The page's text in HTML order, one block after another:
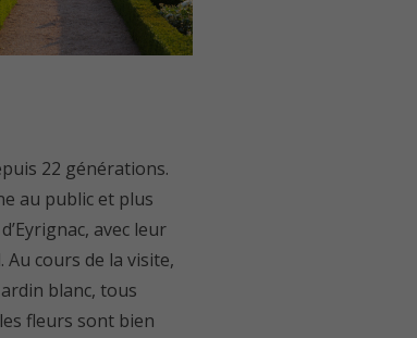
22 générations.
au public et plus
avec leur
cours de la visite,
blanc, tous
fleurs sont bien